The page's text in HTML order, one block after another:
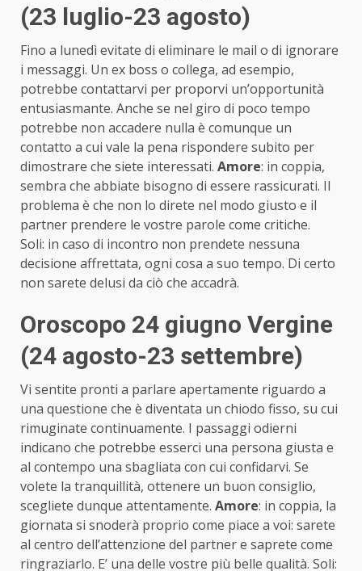
(23 luglio-23 agosto)
Fino a lunedì evitate di eliminare le mail o di ignorare
i messaggi. Un ex boss o collega, ad esempio,
potrebbe contattarvi per proporvi un’opportunità
entusiasmante. Anche se nel giro di poco tempo
potrebbe non accadere nulla è comunque un
contatto a cui vale la pena rispondere subito per
dimostrare che siete interessati. Amore: in coppia,
sembra che abbiate bisogno di essere rassicurati. Il
problema è che non lo direte nel modo giusto e il
partner prendere le vostre parole come critiche.
Soli: in caso di incontro non prendete nessuna
decisione affrettata, ogni cosa a suo tempo. Di certo
non sarete delusi da ciò che accadrà.
Oroscopo 24 giugno Vergine
(24 agosto-23 settembre)
Vi sentite pronti a parlare apertamente riguardo a
una questione che è diventata un chiodo fisso, su cui
rimuginate continuamente. I passaggi odierni
indicano che potrebbe esserci una persona giusta e
al contempo una sbagliata con cui confidarvi. Se
volete la tranquillità, ottenere un buon consiglio,
scegliete dunque attentamente. Amore: in coppia, la
giornata si snoderà proprio come piace a voi: sarete
al centro dell’attenzione del partner e saprete come
ringraziarlo. E’ una delle vostre più belle qualità. Soli: